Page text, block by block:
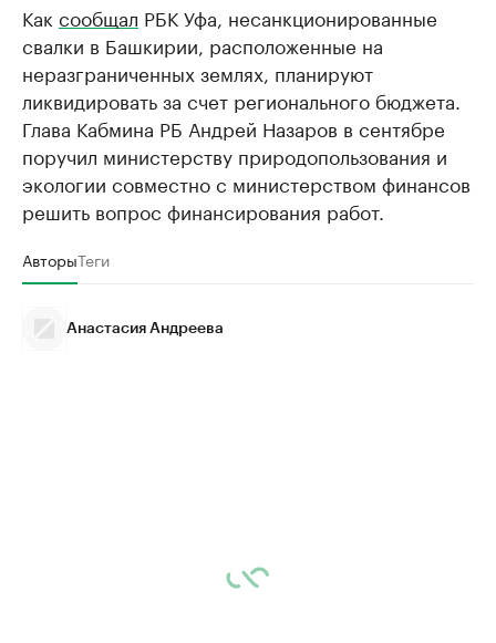
Как сообщал РБК Уфа, несанкционированные
свалки в Башкирии, расположенные на
неразграниченных землях, планируют
ликвидировать за счет регионального бюджета.
Глава Кабмина РБ Андрей Назаров в сентябре
поручил министерству природопользования и
экологии совместно с министерством финансов
решить вопрос финансирования работ.
АвторыТеги
Анастасия Андреева